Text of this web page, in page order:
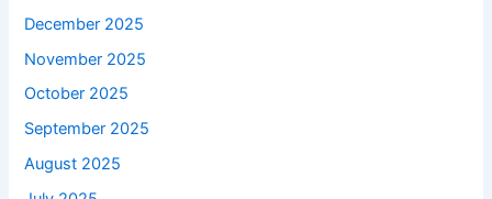
December 2025
November 2025
October 2025
September 2025
August 2025